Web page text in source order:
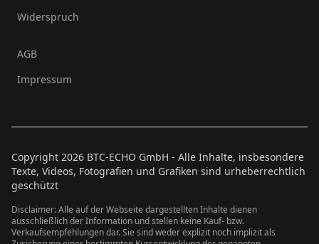
Widerspruch
AGB
Impressum
Copyright 2026 BTC-ECHO GmbH - Alle Inhalte, insbesondere
Texte, Videos, Fotografien und Grafiken sind urheberrechtlich
geschützt
Disclaimer: Alle auf der Webseite dargestellten Inhalte dienen
ausschließlich der Information und stellen keine Kauf- bzw.
Verkaufsempfehlungen dar. Sie sind weder explizit noch implizit als